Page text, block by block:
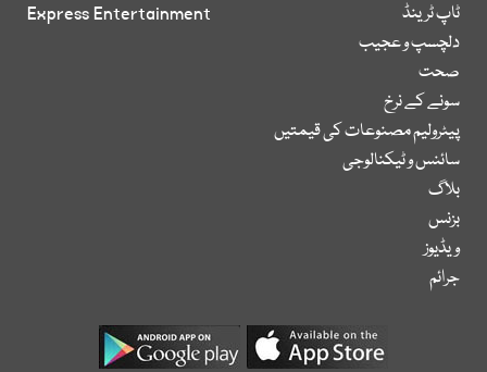
ٹاپ ٹرینڈ
دلچسپ و عجیب
صحت
سونے کے نرخ
پیٹرولیم مصنوعات کی قیمتیں
سائنس و ٹیکنالوجی
بلاگ
بزنس
ویڈیوز
جرائم
Express Entertainment